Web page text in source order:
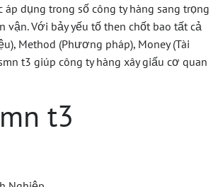
dụng trong số công ty hàng sang trọng
Với bảy yếu tố then chốt bao tất cả
Method (Phương pháp), Money (Tài
t3 giúp công ty hàng xây giấu cơ quan
t3